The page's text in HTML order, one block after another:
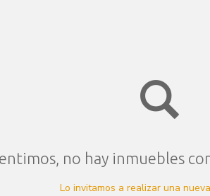
no hay inmuebles
Lo invitamos a realizar una